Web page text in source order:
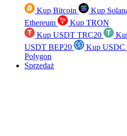
Kup Bitcoin Kup
Ethereum
Kup TRON
Kup USDT TRC20
USDT BEP20
Kup USDC
Polygon
Sprzedaż